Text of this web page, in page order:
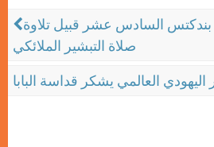
بندكتس السادس عشر قبيل تلاوة
صلاة التبشير الملائكي
العالمي يشكر قداسة البابا